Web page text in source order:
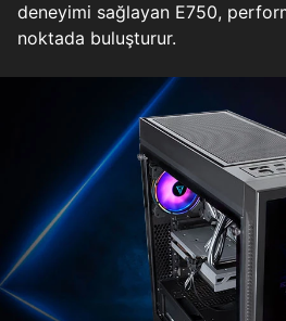
deneyimi sağlayan E750,
noktada buluşturur.